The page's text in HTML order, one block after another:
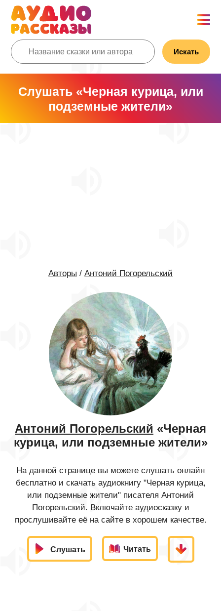
Искать
Слушать «Черная курица, или
подземные жители»
Авторы / Антоний Погорельский
Антоний Погорельский «Черная
курица, или подземные жители»
На данной странице вы можете слушать онлайн
бесплатно и скачать аудиокнигу "Черная курица,
или подземные жители" писателя Антоний
Погорельский. Включайте аудиосказку и
прослушивайте её на сайте в хорошем качестве.
Слушать Читать